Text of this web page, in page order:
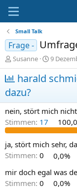
Small Talk
Frage -
E
r
s
t
e
l
l
e
r
Susanne
E
r
s
t
l
l
a
9
harald
dazu?
nein, stört mich
Stimmen: 17
ja, stört mich sehr,
Stimmen: 0
0,0%
mir doch egal was
Stimmen: 0
0,0%